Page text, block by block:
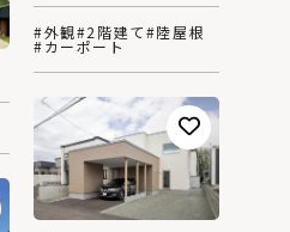
#外観#2階建て#陸屋根
#カーポート